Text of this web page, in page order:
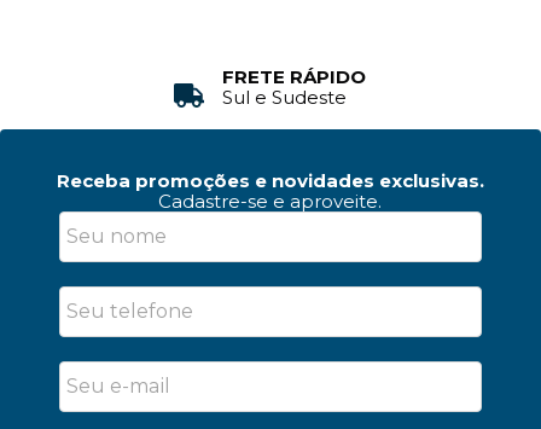
FRETE RÁPIDO
Sul e Sudeste
Receba promoções e novidades exclusivas.
Cadastre-se e aproveite.